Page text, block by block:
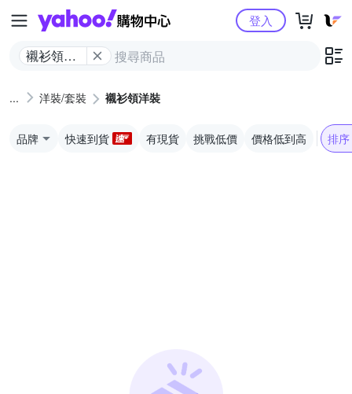
Yahoo購物中心
襯衫領洋
登入
洋裝/套裝 襯衫領洋裝
品牌 快速到貨 有現貨 挑戰低價 價格低到高 排序